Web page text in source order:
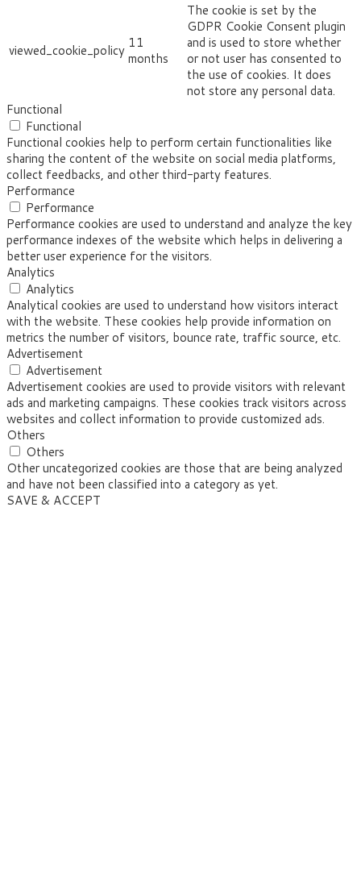
viewed_cookie_policy 11
months
The cookie is set by the
GDPR Cookie Consent plugin
and is used to store whether
or not user has consented to
the use of cookies. It does
not store any personal data.
Functional
Functional
Functional cookies help to perform certain functionalities like
sharing the content of the website on social media platforms,
collect feedbacks, and other third-party features.
Performance
Performance
Performance cookies are used to understand and analyze the key
performance indexes of the website which helps in delivering a
better user experience for the visitors.
Analytics
Analytics
Analytical cookies are used to understand how visitors interact
with the website. These cookies help provide information on
metrics the number of visitors, bounce rate, traffic source, etc.
Advertisement
Advertisement
Advertisement cookies are used to provide visitors with relevant
ads and marketing campaigns. These cookies track visitors across
websites and collect information to provide customized ads.
Others
Others
Other uncategorized cookies are those that are being analyzed
and have not been classified into a category as yet.
SAVE & ACCEPT